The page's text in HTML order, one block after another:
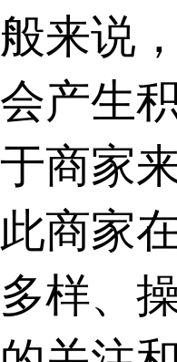
般来说
会产生
于商家
此商家
多样、